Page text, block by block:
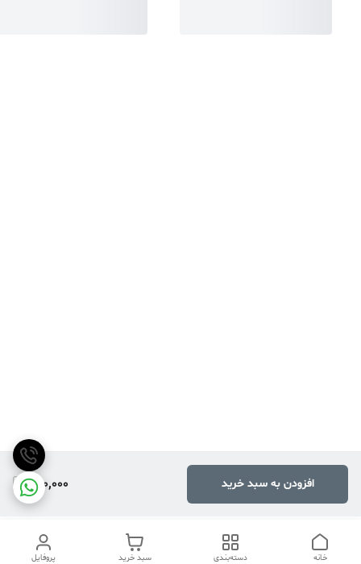
790,000 افزودن به سبد خرید
پروفایل سبد خرید دسته‌بندی خانه